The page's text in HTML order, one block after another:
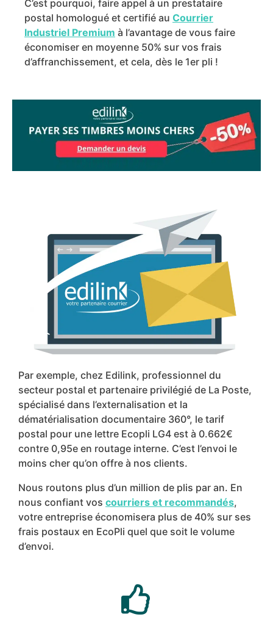
C’est pourquoi, faire appel à un prestataire
postal homologué et certifié au Courrier
Industriel Premium à l’avantage de vous faire
économiser en moyenne 50% sur vos frais
d’affranchissement, et cela, dès le 1er pli !
Par exemple, chez Edilink, professionnel du
secteur postal et partenaire privilégié de La Poste,
spécialisé dans l’externalisation et la
dématérialisation documentaire 360°, le tarif
postal pour une lettre Ecopli LG4 est à 0.662€
contre 0,95e en routage interne. C’est l’envoi le
moins cher qu’on offre à nos clients.
Nous routons plus d’un million de plis par an. En
nous confiant vos courriers et recommandés,
votre entreprise économisera plus de 40% sur ses
frais postaux en EcoPli quel que soit le volume
d’envoi.